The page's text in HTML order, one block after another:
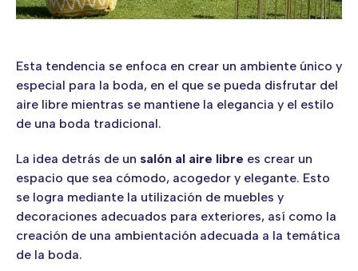
Esta tendencia se enfoca en crear un ambiente único y
especial para la boda, en el que se pueda disfrutar del
aire libre mientras se mantiene la elegancia y el estilo
de una boda tradicional.
La idea detrás de un salón al aire libre es crear un
espacio que sea cómodo, acogedor y elegante. Esto
se logra mediante la utilización de muebles y
decoraciones adecuados para exteriores, así como la
creación de una ambientación adecuada a la temática
de la boda.